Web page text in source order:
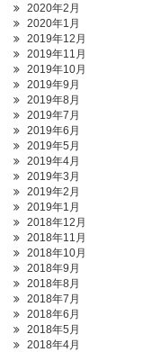
2020年2月
2020年1月
2019年12月
2019年11月
2019年10月
2019年9月
2019年8月
2019年7月
2019年6月
2019年5月
2019年4月
2019年3月
2019年2月
2019年1月
2018年12月
2018年11月
2018年10月
2018年9月
2018年8月
2018年7月
2018年6月
2018年5月
2018年4月